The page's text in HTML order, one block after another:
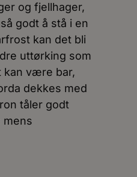
og fjellhager,
godt å stå i en
kan det bli
uttørking som
kan være bar,
dekkes med
tåler godt
mens